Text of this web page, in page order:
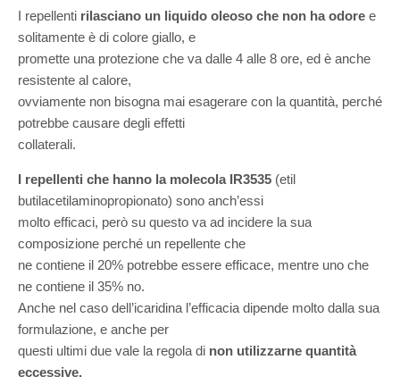
I repellenti rilasciano un liquido oleoso che non ha odore e
solitamente è di colore giallo, e
promette una protezione che va dalle 4 alle 8 ore, ed è anche
resistente al calore,
ovviamente non bisogna mai esagerare con la quantità, perché
potrebbe causare degli effetti
collaterali.
I repellenti che hanno la molecola IR3535 (etil
butilacetilaminopropionato) sono anch’essi
molto efficaci, però su questo va ad incidere la sua
composizione perché un repellente che
ne contiene il 20% potrebbe essere efficace, mentre uno che
ne contiene il 35% no.
Anche nel caso dell’icaridina l’efficacia dipende molto dalla sua
formulazione, e anche per
questi ultimi due vale la regola di non utilizzarne quantità
eccessive.